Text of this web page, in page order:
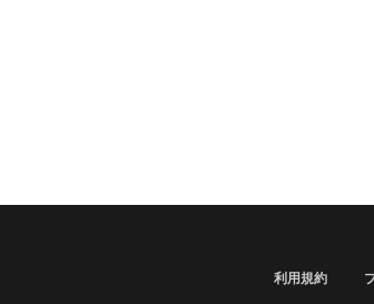
利用規約